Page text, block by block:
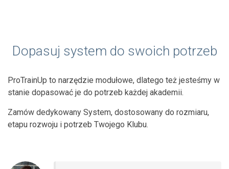
Dopasuj system do swoich potrzeb
ProTrainUp to narzędzie modułowe, dlatego też jesteśmy w
stanie dopasować je do potrzeb każdej akademii.
Zamów dedykowany System, dostosowany do rozmiaru,
etapu rozwoju i potrzeb Twojego Klubu.